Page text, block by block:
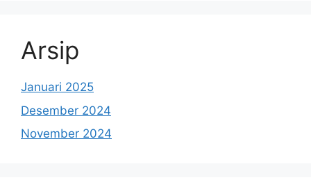
Arsip
Januari 2025
Desember 2024
November 2024